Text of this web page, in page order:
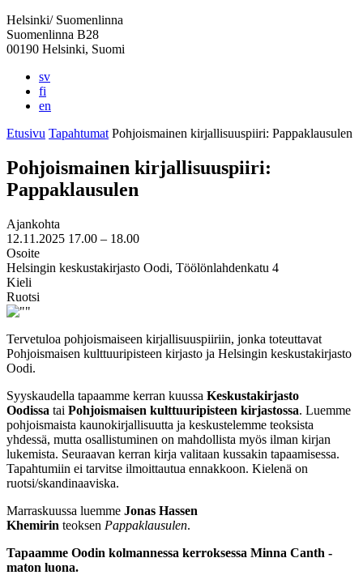
Helsinki/ Suomenlinna
Suomenlinna B28
00190 Helsinki, Suomi
sv
fi
en
Etusivu Tapahtumat Pohjoismainen kirjallisuuspiiri: Pappaklausulen
Pohjoismainen kirjallisuuspiiri:
Pappaklausulen
Ajankohta
12.11.2025 17.00 – 18.00
Osoite
Helsingin keskustakirjasto Oodi, Töölönlahdenkatu 4
Kieli
Ruotsi
Tervetuloa pohjoismaiseen kirjallisuuspiiriin, jonka toteuttavat
Pohjoismaisen kulttuuripisteen kirjasto ja Helsingin keskustakirjasto
Oodi.
Syyskaudella tapaamme kerran kuussa Keskustakirjasto
Oodissa tai Pohjoismaisen kulttuuripisteen kirjastossa. Luemme
pohjoismaista kaunokirjallisuutta ja keskustelemme teoksista
yhdessä, mutta osallistuminen on mahdollista myös ilman kirjan
lukemista. Seuraavan kerran kirja valitaan kussakin tapaamisessa.
Tapahtumiin ei tarvitse ilmoittautua ennakkoon. Kielenä on
ruotsi/skandinaaviska.
Marraskuussa luemme Jonas Hassen
Khemirin teoksen Pappaklausulen.
Tapaamme Oodin kolmannessa kerroksessa Minna Canth -
maton luona.